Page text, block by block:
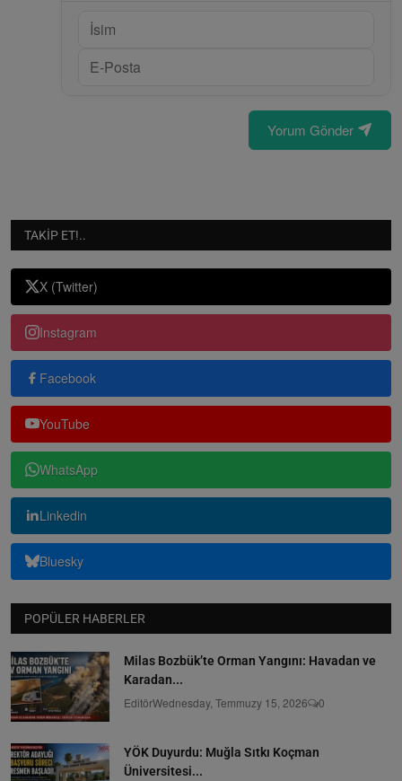
Yorum Gönder
TAKIP ET!..
X (Twitter)
Instagram
Facebook
YouTube
WhatsApp
Linkedin
Bluesky
POPÜLER HABERLER
Milas Bozbük’te Orman Yangını: Havadan ve
Karadan...
EditörWednesday, Temmuzy 15, 2026 0
YÖK Duyurdu: Muğla Sıtkı Koçman
Üniversitesi...